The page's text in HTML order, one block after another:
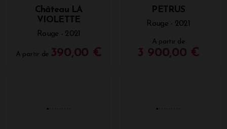
A partir de 115,00 €
Rouge - 2021
A partir de40,00 €